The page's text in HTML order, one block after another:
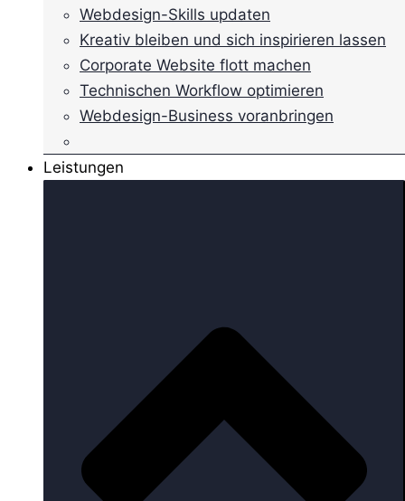
Webdesign-Skills updaten
Kreativ bleiben und sich inspirieren lassen
Corporate Website flott machen
Technischen Workflow optimieren
Webdesign-Business voranbringen
Leistungen